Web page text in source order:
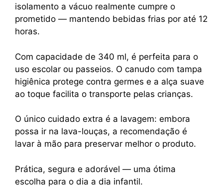
isolamento a vácuo realmente cumpre o
prometido — mantendo bebidas frias por até 12
horas.
Com capacidade de 340 ml, é perfeita para o
uso escolar ou passeios. O canudo com tampa
higiênica protege contra germes e a alça suave
ao toque facilita o transporte pelas crianças.
O único cuidado extra é a lavagem: embora
possa ir na lava-louças, a recomendação é
lavar à mão para preservar melhor o produto.
Prática, segura e adorável — uma ótima
escolha para o dia a dia infantil.